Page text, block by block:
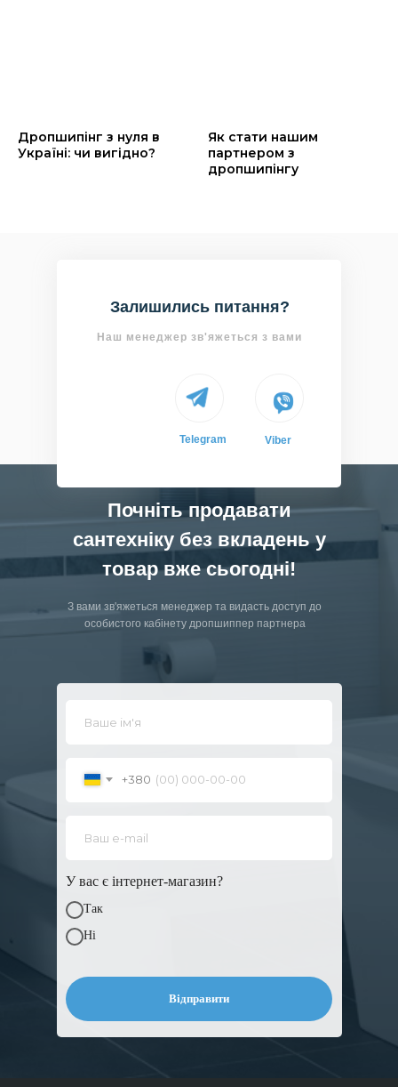
Дропшипінг з нуля в
Україні: чи вигідно?
Як стати нашим
партнером з
дропшипінгу
Viber
Залишились питання?
Наш менеджер зв'яжеться з вами
Telegram
З вами зв'яжеться менеджер та видасть доступ до
особистого кабінету дропшиппер партнера
Почніть продавати
сантехніку без вкладень у
товар вже сьогодні!
+380
У вас є інтернет-магазин?
Так
Ні
Відправити